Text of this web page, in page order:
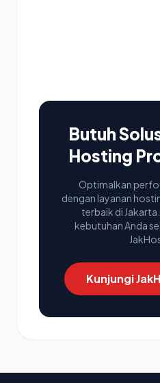
Butuh
Hosting
Optimalkan
dengan layanan
terbaik di
kebutuhan Anda
Kunjungi